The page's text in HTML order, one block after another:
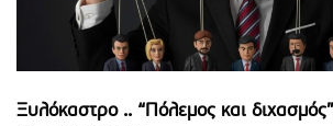
Ξυλόκαστρο .. “Πόλεμος και διχασμός”